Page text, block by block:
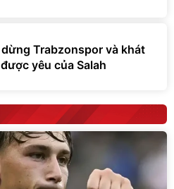
dừng Trabzonspor và khát
yêu của Salah